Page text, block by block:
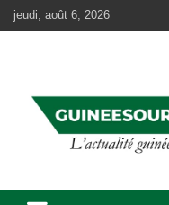
Aller
au
jeudi, août 6, 2026